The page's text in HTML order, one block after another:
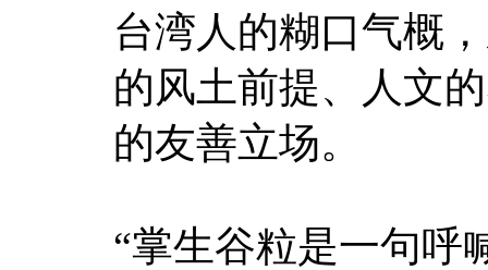
台湾人的糊口气概
的风土前提、人文
的友善立场。
“掌生谷粒是一句呼